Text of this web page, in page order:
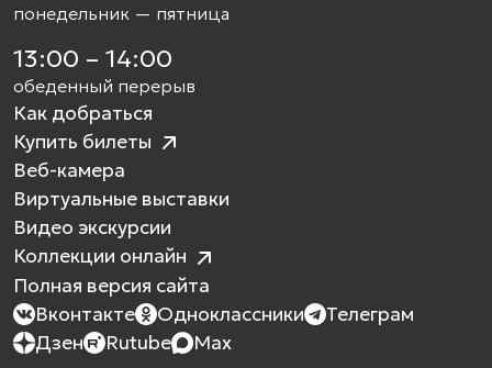
понедельник — пятница
13:00 – 14:00
обеденный перерыв
Как добраться
Купить билеты
Веб-камера
Виртуальные выставки
Видео экскурсии
Коллекции онлайн
Полная версия сайта
Вконтакте
Одноклассники
Телеграм
Дзен
Rutube Max